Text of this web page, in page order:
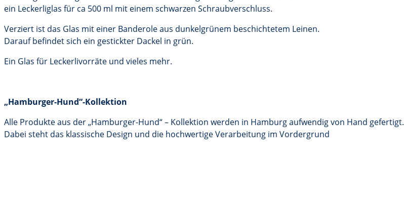
ein Leckerliglas für ca 500 ml mit einem schwarzen Schraubverschluss.
Verziert ist das Glas mit einer Banderole aus dunkelgrünem beschichtetem Leinen.
Darauf befindet sich ein gestickter Dackel in grün.
Ein Glas für Leckerlivorräte und vieles mehr.
„Hamburger-Hund“-Kollektion
Alle Produkte aus der „Hamburger-Hund“ – Kollektion werden in Hamburg aufwendig von Hand gefertigt.
Dabei steht das klassische Design und die hochwertige Verarbeitung im Vordergrund